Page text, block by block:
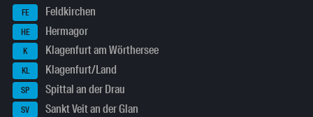
FE Feldkirchen
HE Hermagor
K Klagenfurt am Wörthersee
KL Klagenfurt/Land
SP Spittal an der Drau
SV Sankt Veit an der Glan